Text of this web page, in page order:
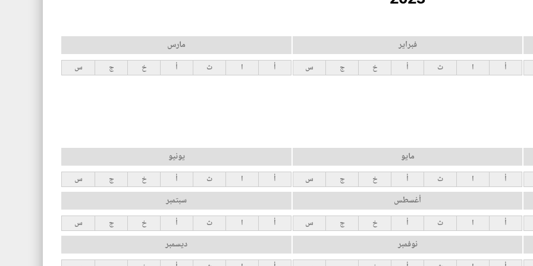
فبراير
أ ا ث أ خ ج س
مارس
أ ا ث أ خ ج س
مايو
أ ا ث أ خ ج س
يونيو
أ ا ث أ خ ج س
أغسطس
أ ا ث أ خ ج س
سبتمبر
أ ا ث أ خ ج س
نوفمبر ديسمبر